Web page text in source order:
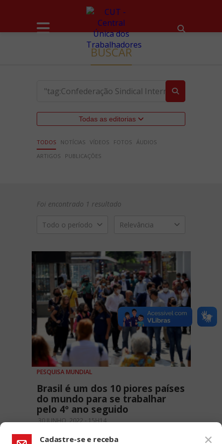
BUSCAR
Todas as editorias
TODOS NOTÍCIAS VÍDEOS FOTOS ÁUDIOS
ARTIGOS
PUBLICAÇÕES
Foi encontrado 1 resultado
Todo o período Relevância
PESQUISA MUNDIAL
Brasil é um dos 10 piores países
do mundo para se trabalhar
pelo 4º ano seguido
30 JUNHO, 2022 - 15H14
Cadastre-se e receba